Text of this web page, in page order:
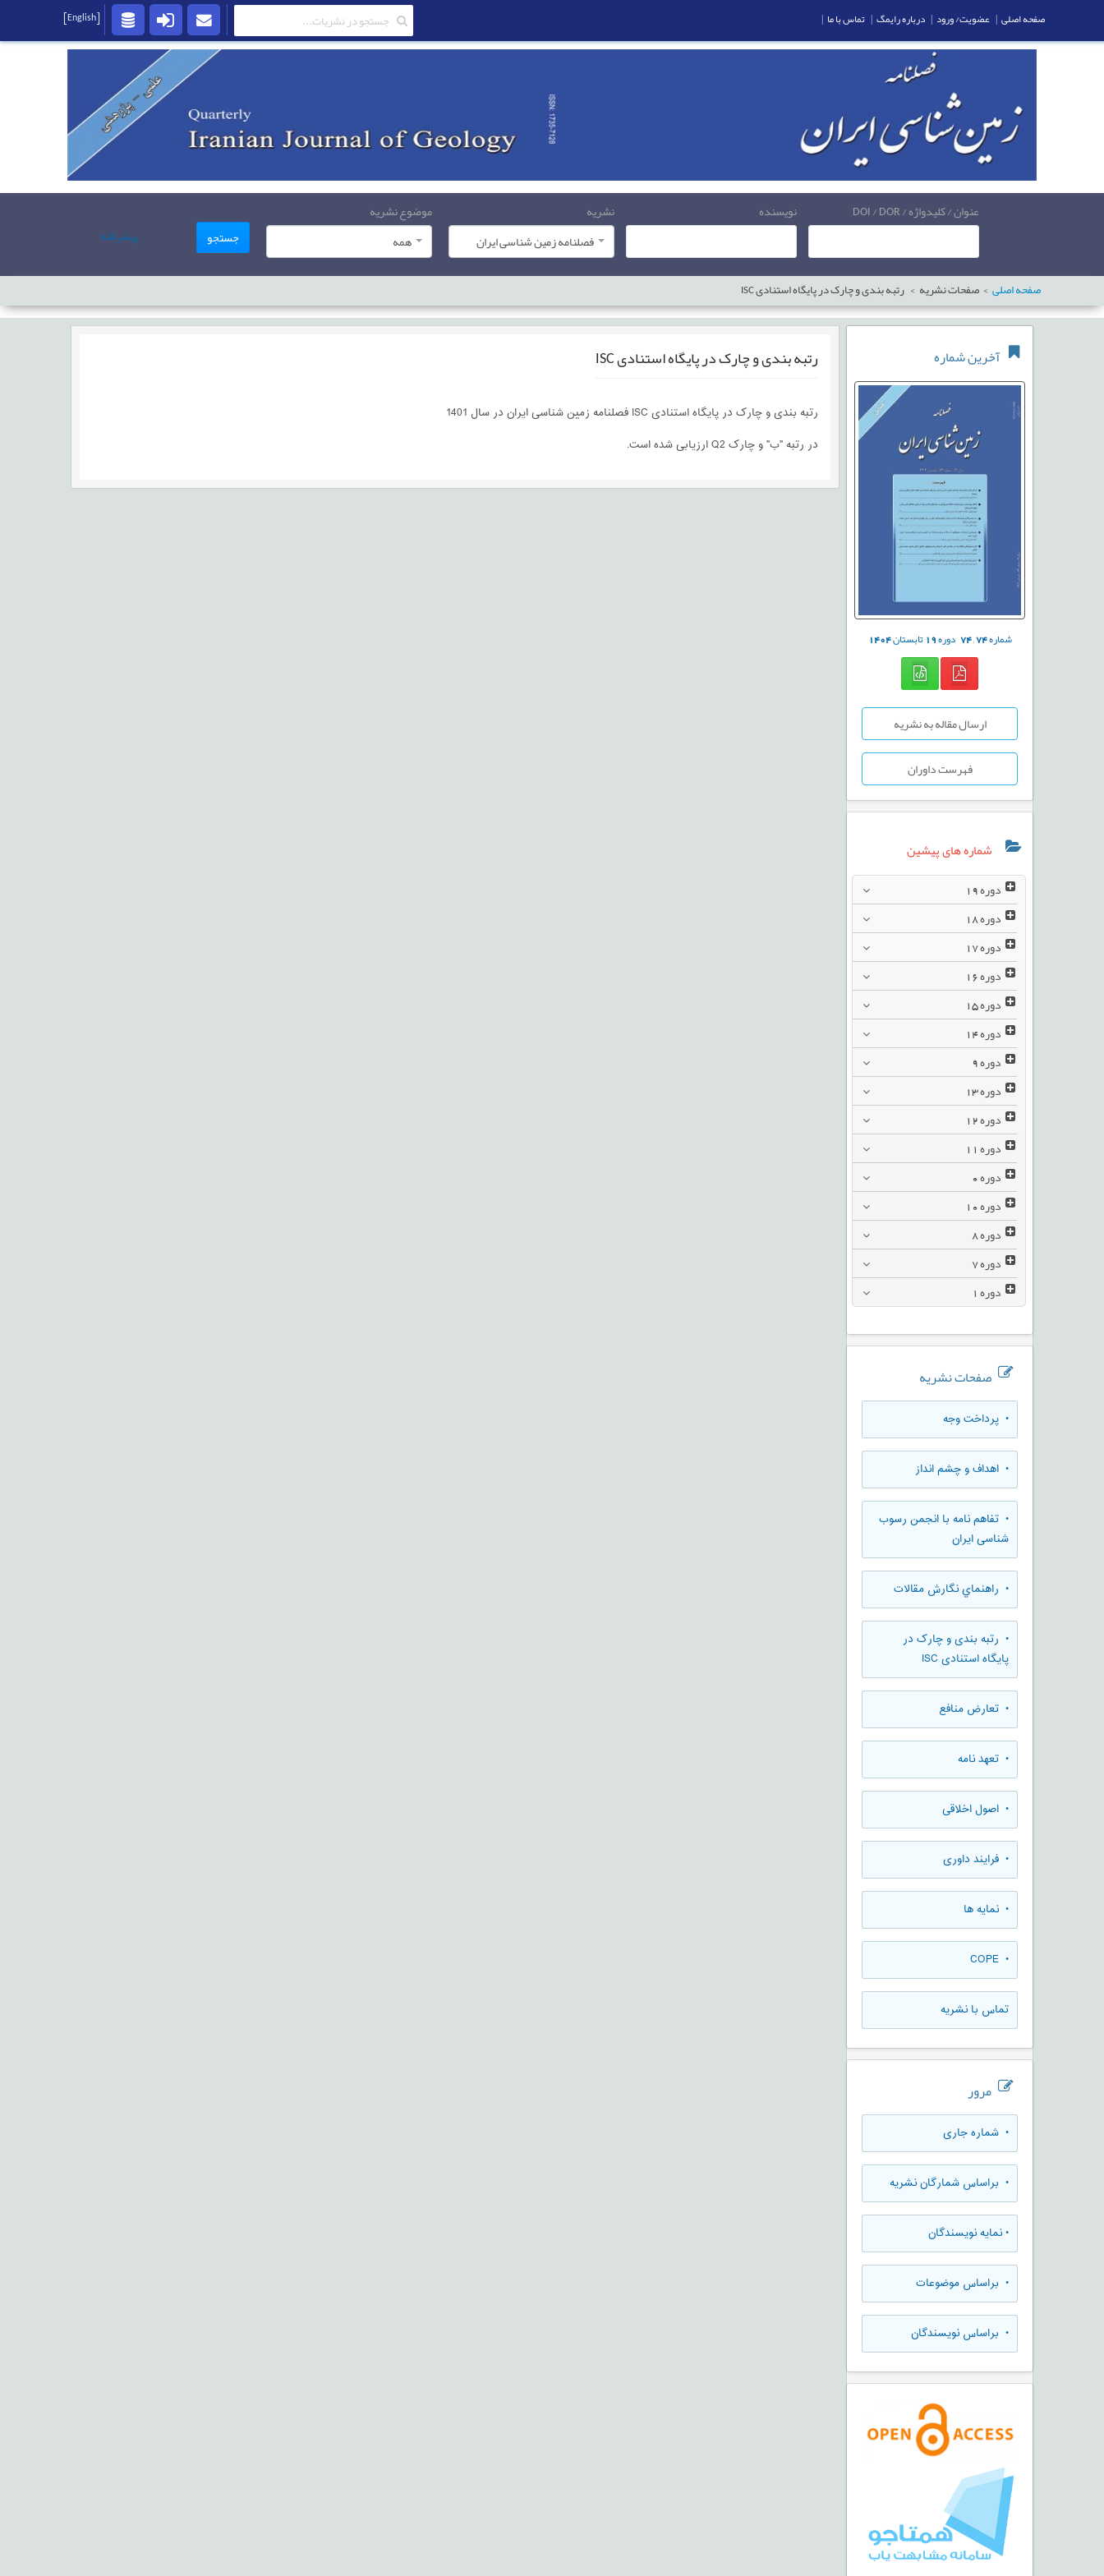
عنوان / کلیدواژه / DOI / DOR نویسنده
نشریه
فصلنامه زمین شناسی ایران
موضوع نشریه
همه
جستجو پیشرفته
صفحه اصلی صفحات نشریه رتبه بندی و چارک در پایگاه استنادی ISC
آخرین شماره
شماره74
,
74 دوره19تابستان1404
ارسال مقاله به نشریه
فهرست داوران
شماره های پیشین
دوره
دوره
دوره
دوره
دوره
دوره
دوره
دوره
دوره
دوره
دوره
دوره
دوره
دوره
دوره
صفحات نشریه
• پرداخت وجه
• اهداف و چشم انداز
• تفاهم نامه با انجمن رسوب
شناسی ایران
• راهنماي نگارش مقالات
• رتبه بندی و چارک در
پایگاه استنادی ISC
• تعارض منافع
• تعهد نامه
• اصول اخلاقی
• فرایند داوری
• نمایه ها
• COPE
تماس با نشریه
مرور
• شماره جاری
• براساس شمارگان نشریه
•نمایه نویسندگان
• براساس موضوعات
• براساس نویسندگان
رتبه بندی و چارک در پایگاه استنادی ISC
رتبه بندی و چارک در پایگاه استنادی ISC فصلنامه زمین شناسی ایران در سال 1401
در رتبه "ب" و چارک Q2 ارزیابی شده است.
صفحه اصلی | عضویت/ ورود | درباره رایمگ | تماس با ما |
[English]